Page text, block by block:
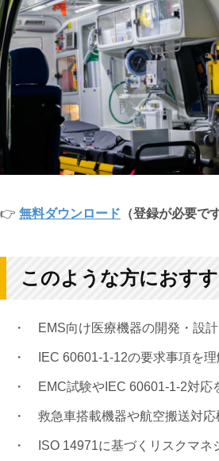
👉 無料ダウンロード （登録が必要で
このような方におす
・ EMS向け医療機器の開発・設
・ IEC 60601-1-12の要求事項を
・ EMC試験やIEC 60601-1-2対応
・ 救急車搭載機器や航空搬送対
・ ISO 14971に基づくリスクマ